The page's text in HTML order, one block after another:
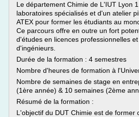
Le département Chimie de L'IUT Lyon
laboratoires spécialisés et d'un atelier
ATEX pour former les étudiants au
Ce parcours offre en outre un fort
d'études en licences professionnelles
d'ingénieurs.
Durée de la formation : 4 semestres
Nombre d'heures de formation à
Nombre de semaines de stage en
(1ère année) & 10 semaines (2ème
Résumé de la formation :
L'objectif du DUT Chimie est de former